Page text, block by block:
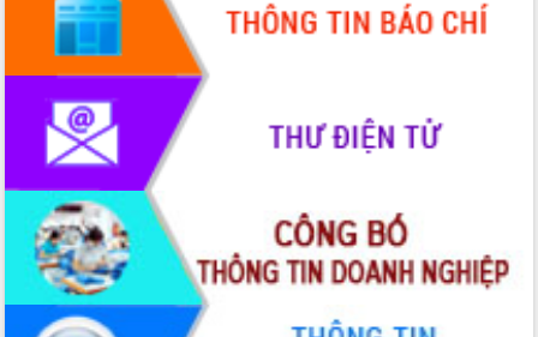
Hội thảo góp ý hồ sơ điều chỉnh quy
hoạch tỉnh Đắk Lắk thời kỳ 2021-2030,
Nâng cao hiệu quả hoạt động của các
doanh nghiệp nhà nước
Hội nghị triển khai kết nối mạng
truyền số liệu chuyên dùng phục vụ cơ
quan Đảng, Nhà nước
Lễ phát động chuỗi hoạt động chung
tay làm sạch môi trường
Xã Ea Kar bước chuyển mình trong
công tác cải cách hành chính mô hình
mới